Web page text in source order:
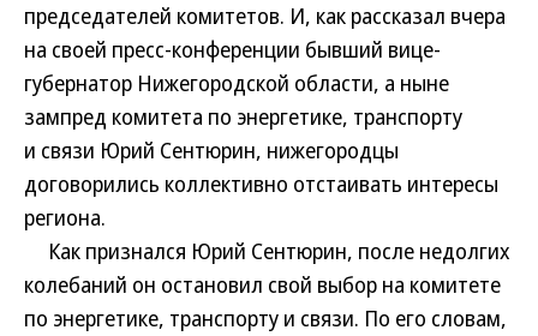
председателей комитетов. И, как рассказал вчера
на своей пресс-конференции бывший вице-
губернатор Нижегородской области, а ныне
зампред комитета по энергетике, транспорту
и связи Юрий Сентюрин, нижегородцы
договорились коллективно отстаивать интересы
региона.
Как признался Юрий Сентюрин, после недолгих
колебаний он остановил свой выбор на комитете
по энергетике, транспорту и связи. По его словам,